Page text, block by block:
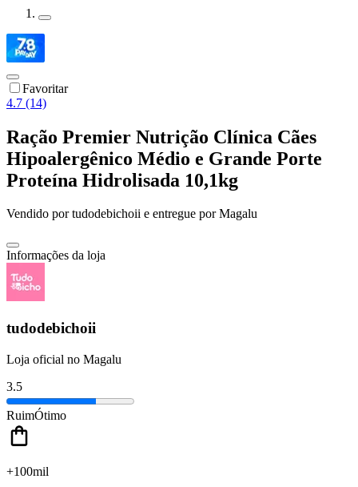
Favoritar
4.7 (14)
Ração Premier Nutrição Clínica Cães
Hipoalergênico Médio e Grande Porte
Proteína Hidrolisada 10,1kg
Vendido portudodebichoii e entregue por Magalu
Informações da loja
tudodebichoii
Loja oficial no Magalu
3.5
RuimÓtimo
+100mil